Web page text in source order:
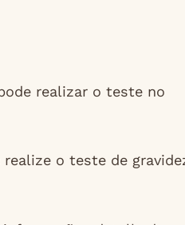
realizar o teste no
o teste de